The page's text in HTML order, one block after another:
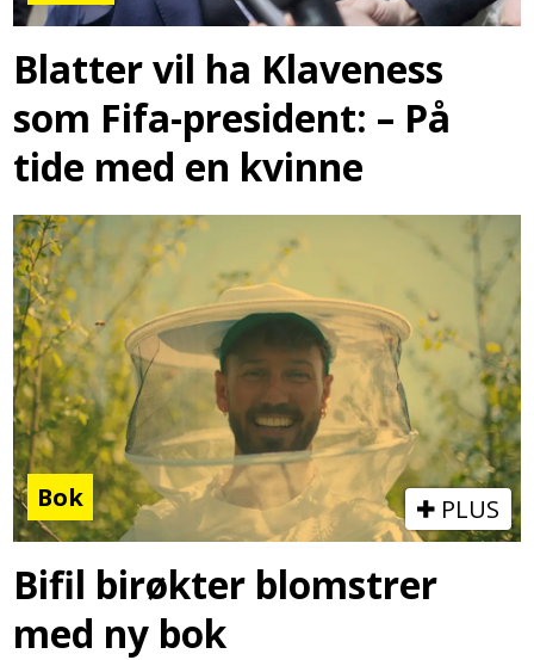
Blatter vil ha Klaveness
som Fifa-president: – På
tide med en kvinne
Bok PLUS
Bifil birøkter blomstrer
med ny bok